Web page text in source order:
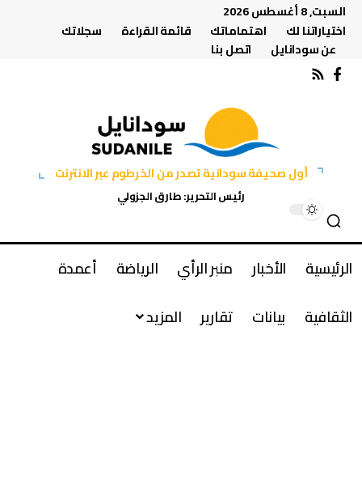
السبت, 8 أغسطس 2026
اختياراتنا لك
اهتماماتك قائمة القراءة
سجلاتك
عن سودانايل
اتصل بنا
أول صحيفة سودانية تصدر من الخرطوم عبر الانترنت
رئيس التحرير: طارق الجزولي
الرئيسية الأخبار منبر الرأي الرياضة
أعمدة
الثقافية
بيانات تقارير المزيد